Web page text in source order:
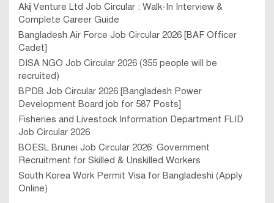
Akij Venture Ltd Job Circular : Walk-In Interview &
Complete Career Guide
Bangladesh Air Force Job Circular 2026 [BAF Officer
Cadet]
DISA NGO Job Circular 2026 (355 people will be
recruited)
BPDB Job Circular 2026 [Bangladesh Power
Development Board job for 587 Posts]
Fisheries and Livestock Information Department FLID
Job Circular 2026
BOESL Brunei Job Circular 2026: Government
Recruitment for Skilled & Unskilled Workers
South Korea Work Permit Visa for Bangladeshi (Apply
Online)